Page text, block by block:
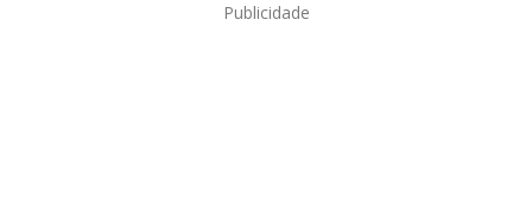
Publicidade